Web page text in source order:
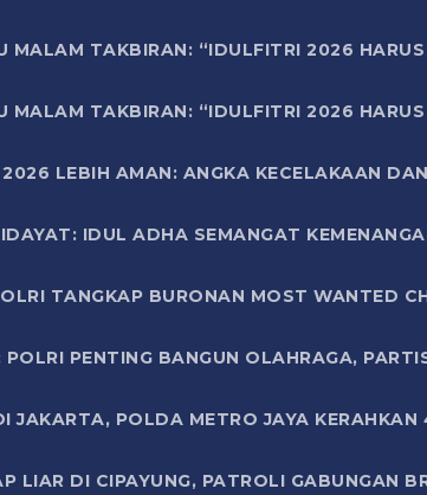
MALAM TAKBIRAN: “IDULFITRI 2026
MALAM TAKBIRAN: “IDULFITRI 2026
LEBIH AMAN: ANGKA KECELAKAAN
IDUL ADHA SEMANGAT
TANGKAP BURONAN MOST WANTED
POLRI PENTING BANGUN OLAHRAGA,
JAKARTA, POLDA METRO JAYA
LIAR DI CIPAYUNG, PATROLI GABUNGAN